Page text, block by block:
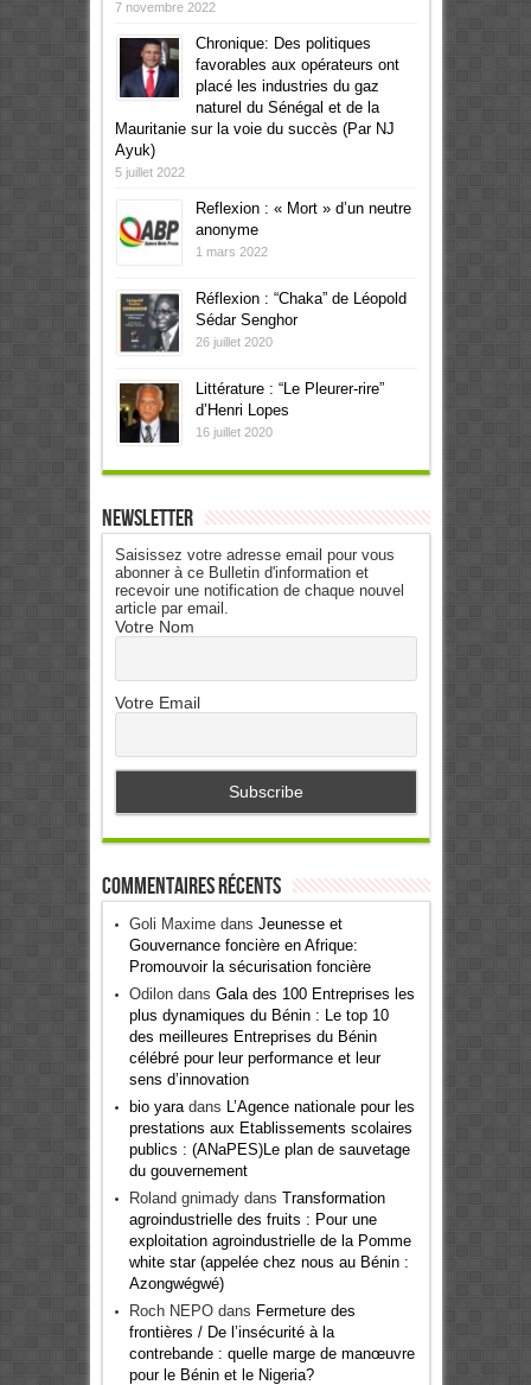
7 novembre 2022
Chronique: Des politiques
favorables aux opérateurs ont
placé les industries du gaz
naturel du Sénégal et de la
Mauritanie sur la voie du succès (Par NJ
Ayuk)
5 juillet 2022
Reflexion : « Mort » d’un neutre
anonyme
1 mars 2022
Réflexion : “Chaka” de Léopold
Sédar Senghor
26 juillet 2020
Littérature : “Le Pleurer-rire”
d’Henri Lopes
16 juillet 2020
Newsletter
Saisissez votre adresse email pour vous
abonner à ce Bulletin d'information et
recevoir une notification de chaque nouvel
article par email.
Votre Nom
Votre Email
Commentaires récents
Goli Maximedans Jeunesse et
Gouvernance foncière en Afrique:
Promouvoir la sécurisation foncière
Odilondans Gala des 100 Entreprises les
plus dynamiques du Bénin : Le top 10
des meilleures Entreprises du Bénin
célébré pour leur performance et leur
sens d’innovation
bio yaradans
L’Agence nationale pour les
prestations aux Etablissements scolaires
publics : (ANaPES)Le plan de sauvetage
du gouvernement
Roland gnimadydans Transformation
agroindustrielle des fruits : Pour une
exploitation agroindustrielle de la Pomme
white star (appelée chez nous au Bénin :
Azongwégwé)
Roch NEPOdans Fermeture des
frontières / De l’insécurité à la
contrebande : quelle marge de manœuvre
pour le Bénin et le Nigeria?